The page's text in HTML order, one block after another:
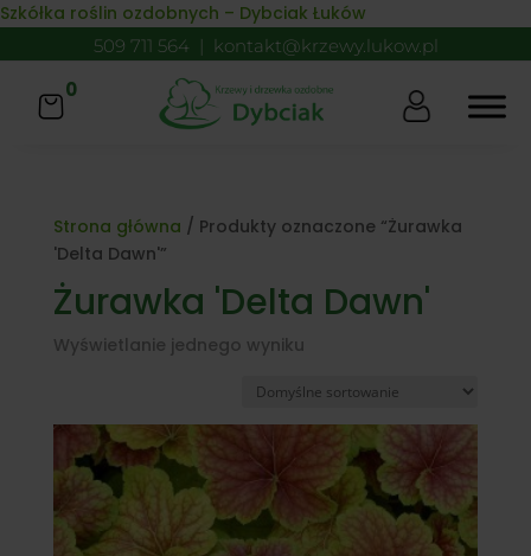
Skip to content
Szkółka roślin ozdobnych – Dybciak Łuków
509 711 564 | kontakt@krzewy.lukow.pl
0
Strona główna / Produkty oznaczone “Żurawka
'Delta Dawn'”
Żurawka 'Delta Dawn'
Wyświetlanie jednego wyniku